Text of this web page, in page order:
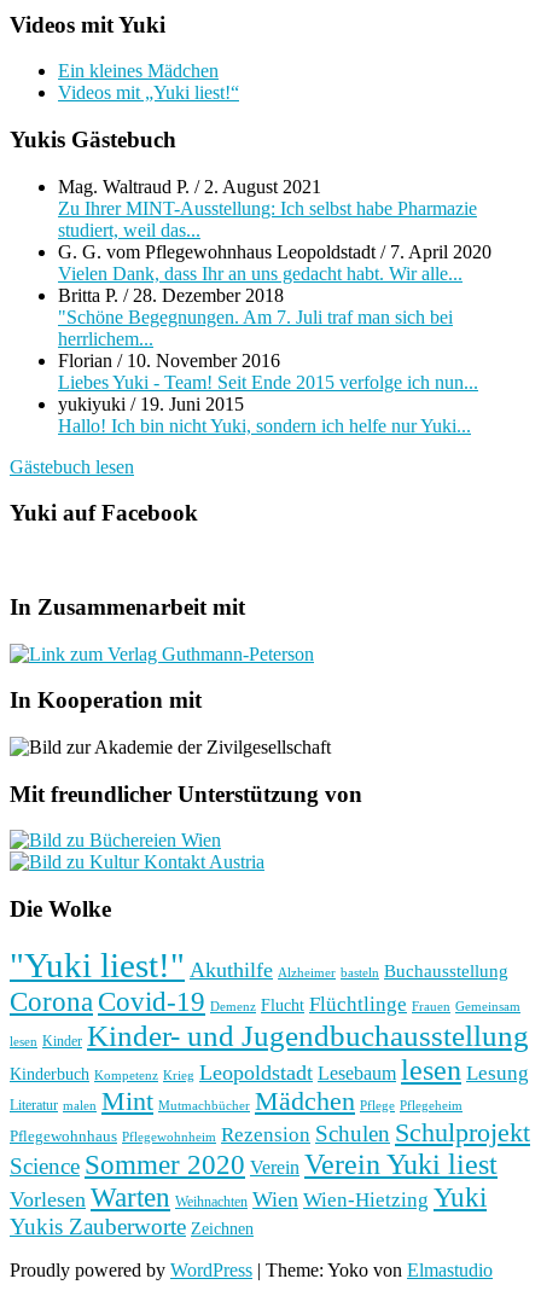
Videos mit Yuki
Ein kleines Mädchen
Videos mit „Yuki liest!“
Yukis Gästebuch
Mag. Waltraud P. / 2. August 2021
Zu Ihrer MINT-Ausstellung: Ich selbst habe Pharmazie
studiert, weil das...
G. G. vom Pflegewohnhaus Leopoldstadt / 7. April 2020
Vielen Dank, dass Ihr an uns gedacht habt. Wir alle...
Britta P. / 28. Dezember 2018
"Schöne Begegnungen. Am 7. Juli traf man sich bei
herrlichem...
Florian / 10. November 2016
Liebes Yuki - Team! Seit Ende 2015 verfolge ich nun...
yukiyuki / 19. Juni 2015
Hallo! Ich bin nicht Yuki, sondern ich helfe nur Yuki...
Gästebuch lesen
Yuki auf Facebook
In Zusammenarbeit mit
In Kooperation mit
Mit freundlicher Unterstützung von
Die Wolke
"Yuki liest!" Akuthilfe Alzheimer basteln Buchausstellung
Corona Covid-19 Demenz Flucht Flüchtlinge Frauen Gemeinsam
lesen Kinder Kinder- und Jugendbuchausstellung
Kinderbuch Kompetenz Krieg Leopoldstadt Lesebaum lesen Lesung
Literatur malen Mint Mutmachbücher Mädchen Pflege Pflegeheim
Pflegewohnhaus Pflegewohnheim Rezension Schulen Schulprojekt
Science Sommer 2020 Verein Verein Yuki liest
Vorlesen Warten Weihnachten Wien Wien-Hietzing Yuki
Yukis Zauberworte Zeichnen
Proudly powered by WordPress | Theme: Yoko von Elmastudio